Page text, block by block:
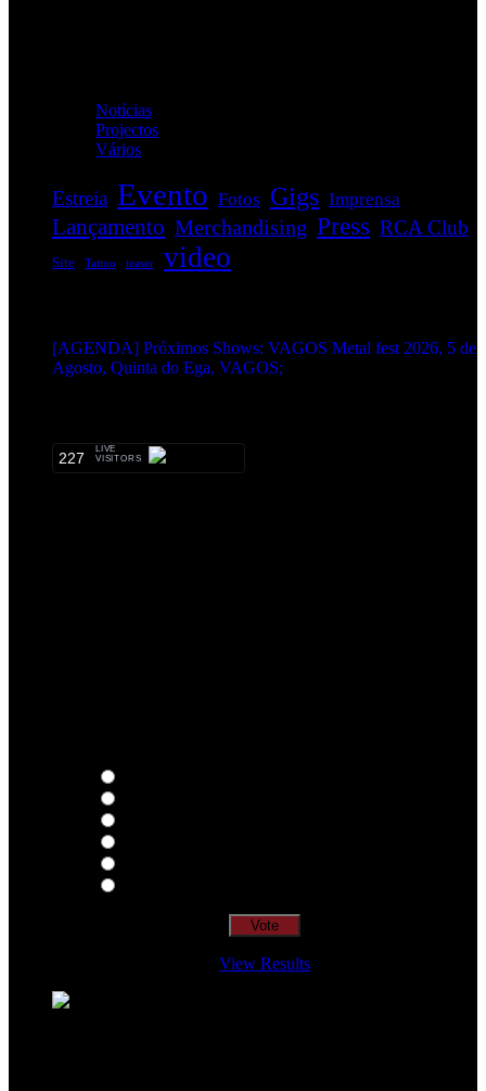
Notícias
Projectos
Vários
Estreia Evento Fotos Gigs Imprensa
Lançamento Merchandising Press RCA Club
Site Tattoo teaser video
[AGENDA] Próximos Shows: VAGOS Metal fest 2026, 5 de
Agosto, Quinta do Ega, VAGOS;
227
LIVE
VISITORS
View Results